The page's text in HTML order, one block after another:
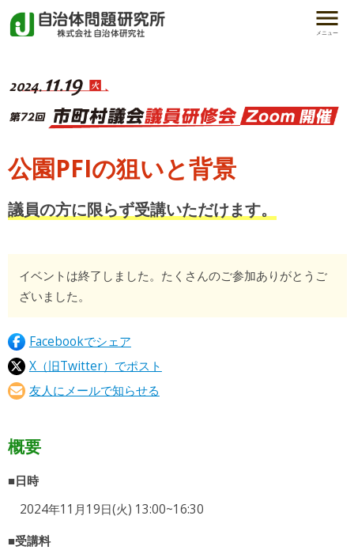
メニュー
公園PFIの狙いと背景
議員の方に限らず受講いただけます。
イベントは終了しました。たくさんのご参加ありがとうご
ざいました。
Facebookでシェア
X（旧Twitter）でポスト
友人にメールで知らせる
概要
■日時
2024年11月19日(火) 13:00~16:30
■受講料